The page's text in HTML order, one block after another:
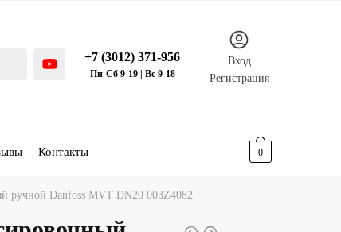
+7 (3012) 371-956
Пн-Сб 9-19 | Вс 9-18
Вход
Регистрация
Контакты 0
ручной Danfoss MVT DN20 003Z4082